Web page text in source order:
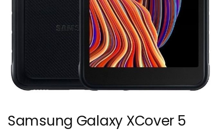
Samsung Galaxy XCover 5